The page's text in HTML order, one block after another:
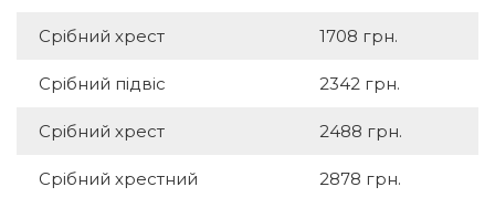
Срібний хрест 1708 грн.
Срібний підвіс 2342 грн.
Срібний хрест 2488 грн.
Срібний хрестний 2878 грн.